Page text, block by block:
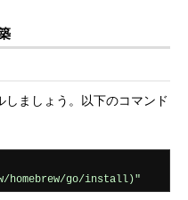
ましょう。以下のコマンド
homebrew/go/install)"